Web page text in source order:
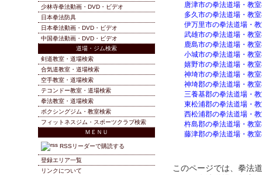
唐津市の拳法道場・教
多久市の拳法道場・教
伊万里市の拳法道場・
武雄市の拳法道場・教
鹿島市の拳法道場・教
小城市の拳法道場・教
嬉野市の拳法道場・教
神埼市の拳法道場・教
神埼郡の拳法道場・教
三養基郡の拳法道場・
東松浦郡の拳法道場・
西松浦郡の拳法道場・
杵島郡の拳法道場・教
藤津郡の拳法道場・教
このページでは、拳法
少林寺拳法動画・DVD・ビデオ
日本拳法防具
日本拳法動画・DVD・ビデオ
中国拳法動画・DVD・ビデオ
道場・ジム検索
剣道教室・道場検索
合気道教室・道場検索
空手教室・道場検索
テコンドー教室・道場検索
拳法教室・道場検索
ボクシングジム・教室検索
フィットネスジム・スポーツクラブ検索
ＭＥＮＵ
RSSリーダーで購読する
登録エリア一覧
リンクについて